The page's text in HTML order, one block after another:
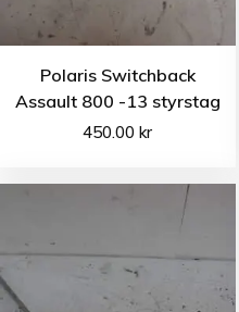
Polaris Switchback
Assault 800 -13 styrstag
450.00kr